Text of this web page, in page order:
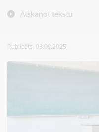
Atskaņot tekstu
Publicēts: 03.09.2025.